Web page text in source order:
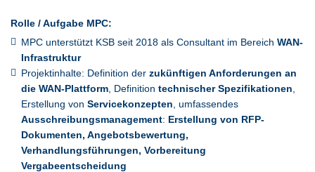
Rolle / Aufgabe MPC:
MPC unterstützt KSB seit 2018 als Consultant im Bereich WAN-
Infrastruktur
Projektinhalte: Definition der zukünftigen Anforderungen an
die WAN-Plattform , Definition technischer Spezifikationen
Erstellung von Servicekonzepten , umfassendes
Ausschreibungsmanagement: Erstellung von RFP-
Dokumenten, Angebotsbewertung,
Verhandlungsführungen, Vorbereitung
Vergabeentscheidung